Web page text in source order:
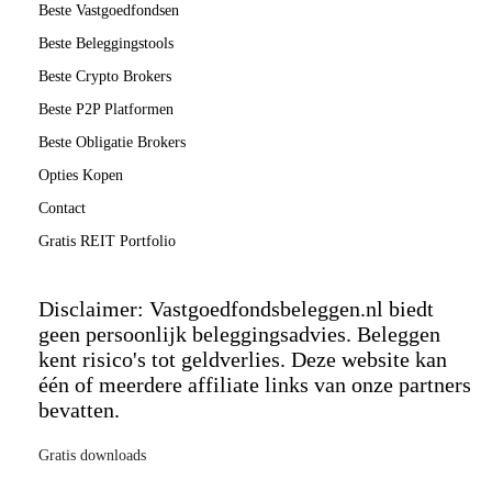
Beste Vastgoedfondsen
Beste Beleggingstools
Beste Crypto Brokers
Beste P2P Platformen
Beste Obligatie Brokers
Opties Kopen
Contact
Gratis REIT Portfolio
Disclaimer: Vastgoedfondsbeleggen.nl biedt
geen persoonlijk beleggingsadvies. Beleggen
kent risico's tot geldverlies. Deze website kan
één of meerdere affiliate links van onze partners
bevatten.
Gratis downloads